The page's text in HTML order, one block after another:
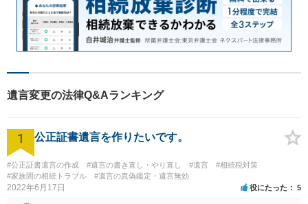
遺言変更の法律Q&Aランキング
1 公正証書遺言を作りたいです。
#公正証書遺言の作成 #遺言の書き直し・やり直し #遺言
#相続税対策
#家族間の相続トラブル
#遺言の真偽鑑定・遺言無効
2022年6月17日 役にたった 5